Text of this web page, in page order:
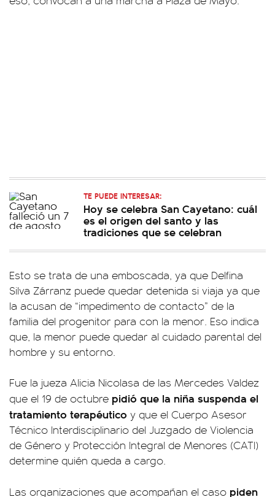
TE PUEDE INTERESAR:
Hoy se celebra San Cayetano: cuál
es el origen del santo y las
tradiciones que se celebran
Esto se trata de una emboscada, ya que Delfina
Silva Zárranz puede quedar detenida si viaja ya que
la acusan de “impedimento de contacto” de la
familia del progenitor para con la menor. Eso indica
que, la menor puede quedar al cuidado parental del
hombre y su entorno.
Fue la jueza Alicia Nicolasa de las Mercedes Valdez
que el 19 de octubre pidió que la niña suspenda el
tratamiento terapéutico y que el Cuerpo Asesor
Técnico Interdisciplinario del Juzgado de Violencia
de Género y Protección Integral de Menores (CATI)
determine quién queda a cargo.
Las organizaciones que acompañan el caso piden